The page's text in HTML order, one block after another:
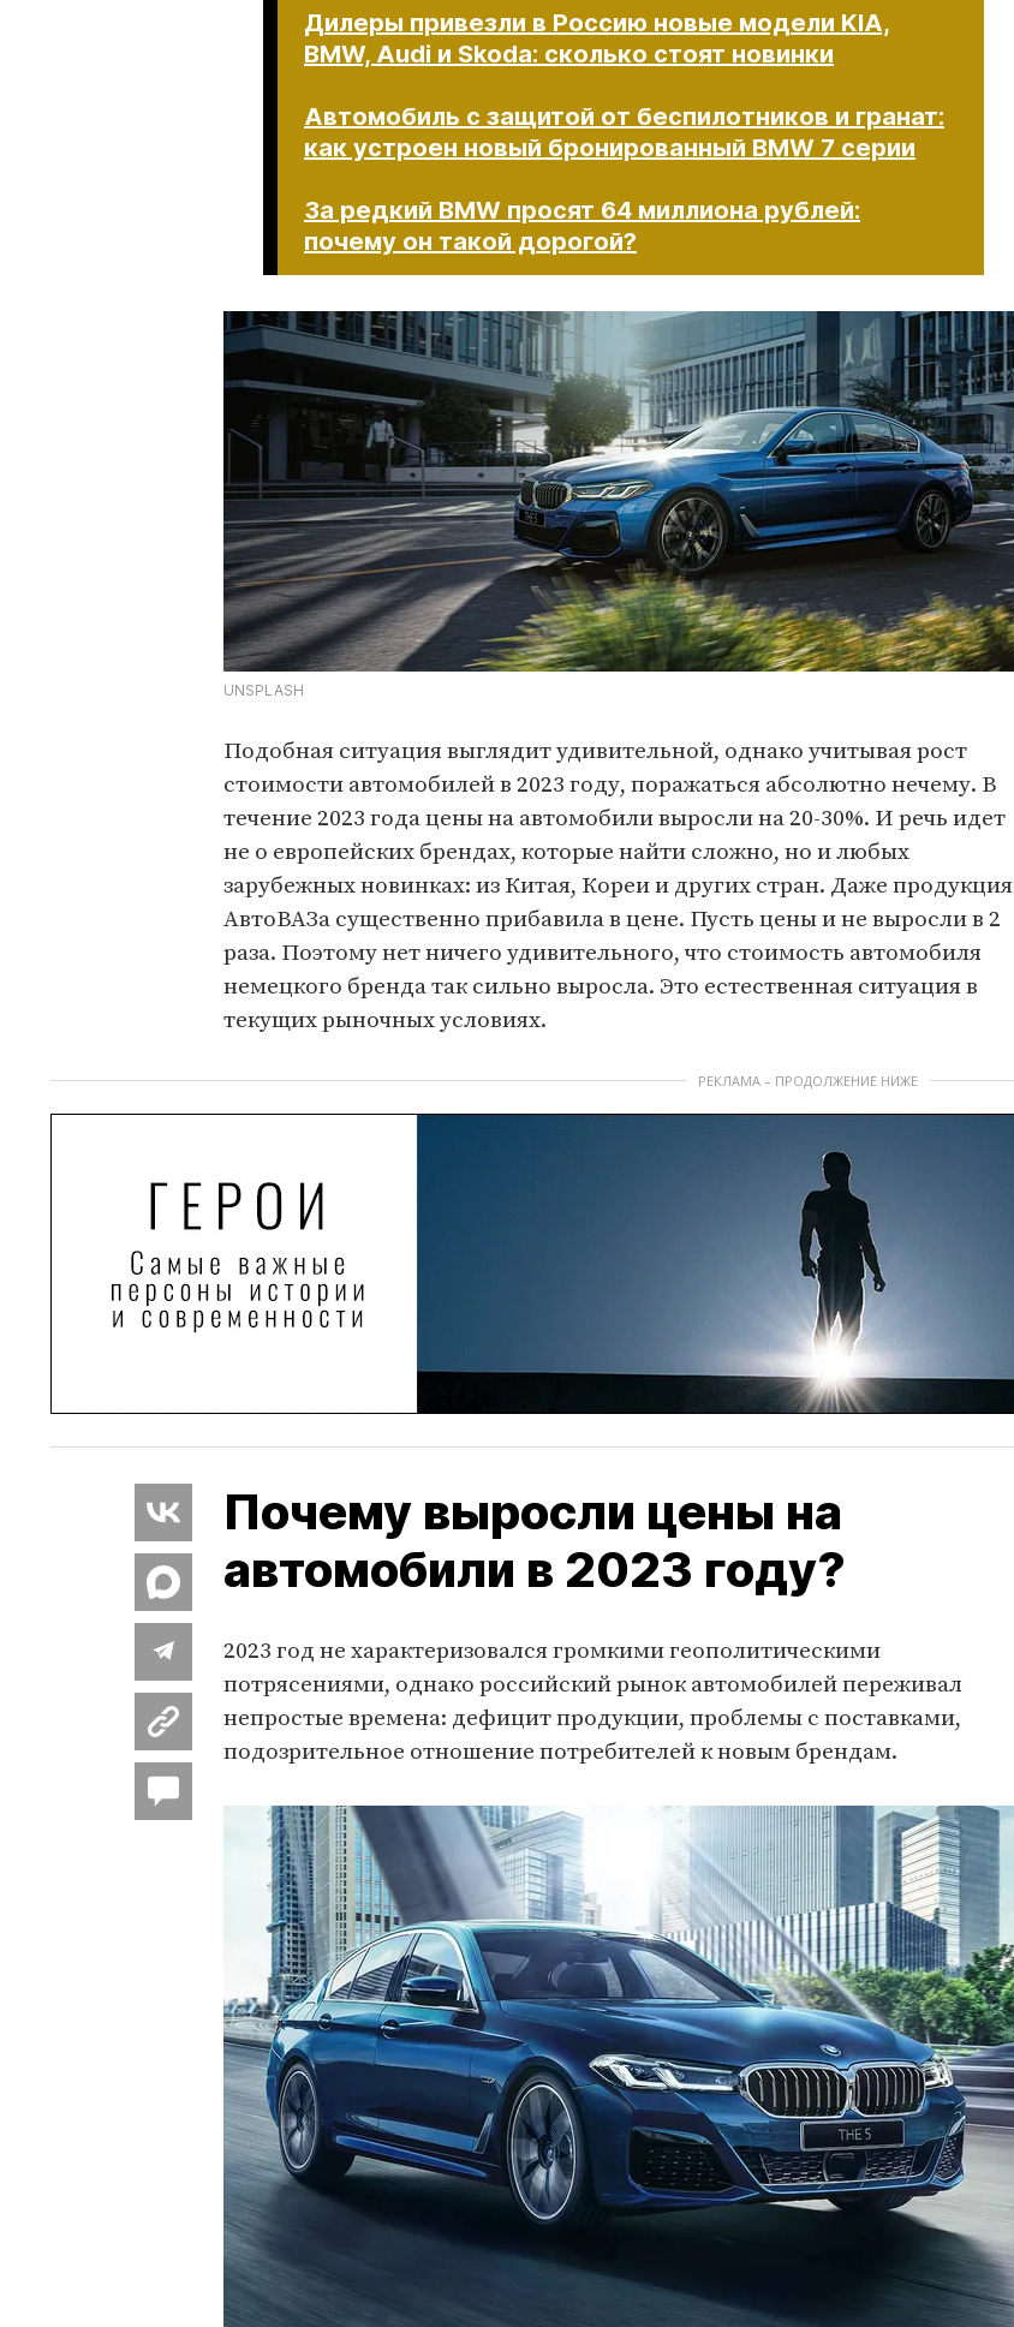
Дилеры привезли в Россию новые модели KIA,
BMW, Audi и Skoda: сколько стоят новинки
Автомобиль с защитой от беспилотников и гранат:
как устроен новый бронированный BMW 7 серии
За редкий BMW просят 64 миллиона рублей:
почему он такой дорогой?
UNSPLASH
Подобная ситуация выглядит удивительной, однако учитывая рост
стоимости автомобилей в 2023 году, поражаться абсолютно нечему. В
течение 2023 года цены на автомобили выросли на 20-30%. И речь идет
не о европейских брендах, которые найти сложно, но и любых
зарубежных новинках: из Китая, Кореи и других стран. Даже продукция
АвтоВАЗа существенно прибавила в цене. Пусть цены и не выросли в 2
раза. Поэтому нет ничего удивительного, что стоимость автомобиля
немецкого бренда так сильно выросла. Это естественная ситуация в
текущих рыночных условиях.
РЕКЛАМА – ПРОДОЛЖЕНИЕ НИЖЕ
Почему выросли цены на
автомобили в 2023 году?
2023 год не характеризовался громкими геополитическими
потрясениями, однако российский рынок автомобилей переживал
непростые времена: дефицит продукции, проблемы с поставками,
подозрительное отношение потребителей к новым брендам.